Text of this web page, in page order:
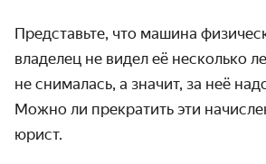
Представьте, что машина
владелец не видел её несколько
не снималась, а значит, за неё
Можно ли прекратить эти
юрист.